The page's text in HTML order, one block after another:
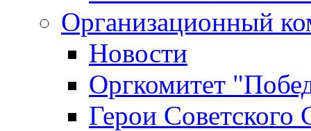
Организационный
Новости
Оргкомитет
Герои Советского